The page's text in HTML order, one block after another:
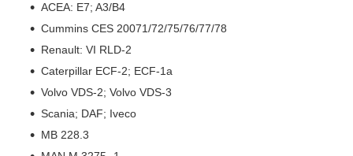
ACEA: E7; A3/B4
Cummins CES 20071/72/75/76/77/78
Renault: VI RLD-2
Caterpillar ECF-2; ECF-1a
Volvo VDS-2; Volvo VDS-3
Scania; DAF; Iveco
MB 228.3